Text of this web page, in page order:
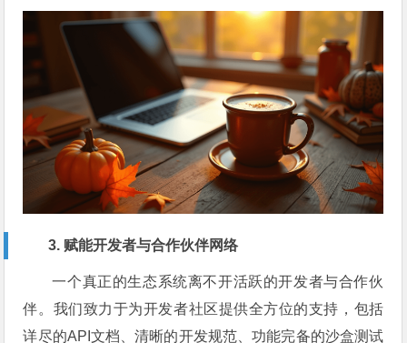
3. 赋能开发者与合作伙伴网络
一个真正的生态系统离不开活跃的开发者与合作伙
伴。我们致力于为开发者社区提供全方位的支持，包括
详尽的API文档、清晰的开发规范、功能完备的沙盒测试